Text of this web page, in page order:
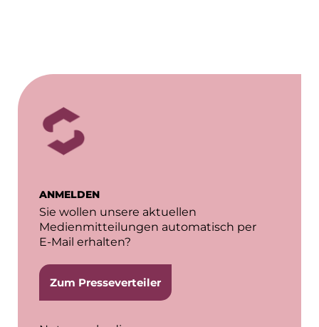
ANMELDEN
Sie wollen unsere aktuellen
Medienmitteilungen automatisch per
E-Mail erhalten?
Zum Presseverteiler